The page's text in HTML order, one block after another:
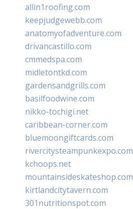
allin1roofing.com
keepjudgewebb.com
anatomyofadventure.com
drivancastillo.com
cmmedspa.com
midletontkd.com
gardensandgrills.com
basilfoodwine.com
nikko-tochigi.net
caribbean-corner.com
bluemoongiftcards.com
rivercitysteampunkexpo.com
kchoops.net
mountainsideskateshop.com
kirtlandcitytavern.com
301nutritionspot.com